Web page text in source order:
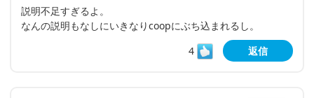
説明不足すぎるよ。
なんの説明もなしにいきなりcoopにぶち込まれるし。
4
返信